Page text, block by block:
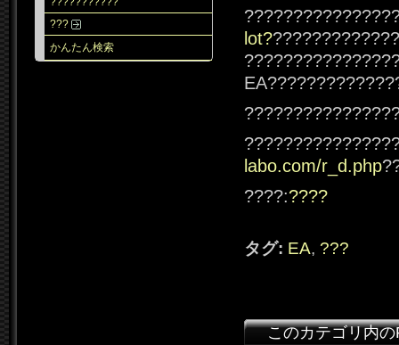
???
かんたん検索
lot?
labo.com/r_d.php
????:????
タグ: EA, ???
このカテゴリ内